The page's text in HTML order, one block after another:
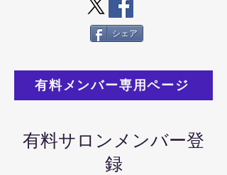
シェア
有料メンバー専用ページ
有料サロンメンバー登
録